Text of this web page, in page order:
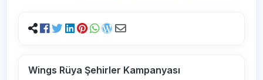
Wings Rüya Şehirler Kampanyası